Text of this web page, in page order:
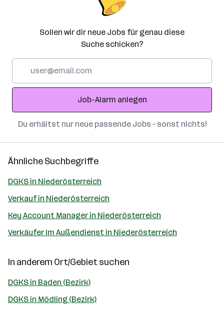
Sollen wir dir neue Jobs für genau diese
Suche schicken?
Adresse
Job-Alarm anlegen
Du erhältst nur neue passende Jobs – sonst nichts!
Ähnliche Suchbegriffe
DGKS in Niederösterreich
Verkauf in Niederösterreich
Key Account Manager in Niederösterreich
Verkäufer Im Außendienst in Niederösterreich
In anderem Ort/Gebiet suchen
DGKS in Baden (Bezirk)
DGKS in Mödling (Bezirk)